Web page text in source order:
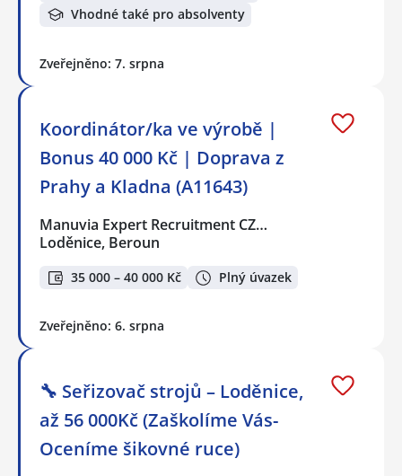
Vhodné také pro absolventy
Zveřejněno: 7. srpna
Koordinátor/ka ve výrobě |
Bonus 40 000 Kč | Doprava z
Prahy a Kladna (A11643)
Manuvia Expert Recruitment CZ…
Loděnice, Beroun
35 000 – 40 000 Kč Plný úvazek
Zveřejněno: 6. srpna
🔧 Seřizovač strojů – Loděnice,
až 56 000Kč (Zaškolíme Vás-
Oceníme šikovné ruce)